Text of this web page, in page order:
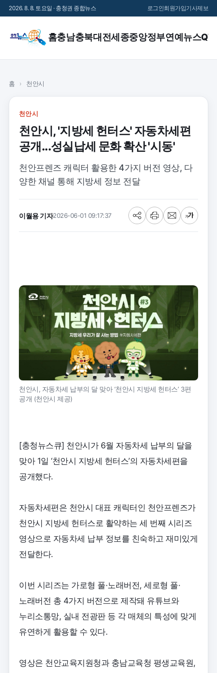
2026. 8. 8. 토요일 · 충청권 종합뉴스 로그인회원가입기사제보
홈충남충북대전세종중앙정부연예 뉴스
홈 › 천안시
천안시
천안시, '지방세 헌터스' 자동차세편
공개...성실납세 문화 확산 '시동'
천안프렌즈 캐릭터 활용한 4가지 버전 영상, 다
양한 채널 통해 지방세 정보 전달
이월용 기자2026-06-01 09:17:37
공
유
프
린
메
일
글
씨
천안시, 자동차세 납부의 달 맞아 ‘천안시 지방세 헌터스’ 3편
공개 (천안시 제공)
[충청뉴스큐] 천안시가 6월 자동차세 납부의 달을
맞아 1일 ‘천안시 지방세 헌터스’의 자동차세편을
공개했다.
자동차세편은 천안시 대표 캐릭터인 천안프렌즈가
천안시 지방세 헌터스로 활약하는 세 번째 시리즈
영상으로 자동차세 납부 정보를 친숙하고 재미있게
전달한다.
이번 시리즈는 가로형 풀·노래버전, 세로형 풀·
노래버전 총 4가지 버전으로 제작돼 유튜브와
누리소통망, 실내 전광판 등 각 매체의 특성에 맞게
유연하게 활용할 수 있다.
영상은 천안교육지원청과 충남교육청 평생교육원,